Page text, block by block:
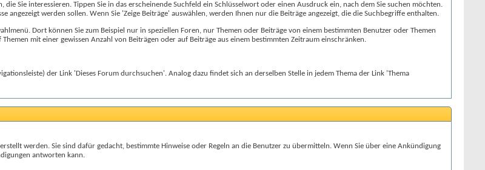
Sie interessieren. Tippen Sie in das erscheinende Suchfeld ein Schlüsselwort oder einen Ausdruck ein, nach dem Sie suchen möchten.
angezeigt werden sollen. Wenn Sie 'Zeige Beiträge' auswählen, werden Ihnen nur die Beiträge angezeigt, die die Suchbegriffe enthalten.
Dort können Sie zum Beispiel nur in speziellen Foren, nur Themen oder Beiträge von einem bestimmten Benutzer oder Themen
mit einer gewissen Anzahl von Beiträgen oder auf Beiträge aus einem bestimmten Zeitraum einschränken.
der Link 'Dieses Forum durchsuchen'. Analog dazu findet sich an derselben Stelle in jedem Thema der Link 'Thema
werden. Sie sind dafür gedacht, bestimmte Hinweise oder Regeln an die Benutzer zu übermitteln. Wenn Sie über eine Ankündigung
antworten kann.